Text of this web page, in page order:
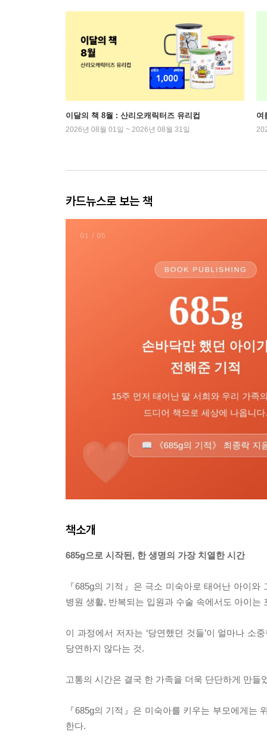
이달의 책 8월 : 산리오캐릭터즈 유리컵
2026년 08월 01일 ~ 2026년 08월 31일
여
카드뉴스로 보는 책
책소개
685g으로 시작된, 한 생명의 가장 치열한 시간
『685g의 기적』은 극소 미숙아로 태어난 아이
병원 생활, 반복되는 입원과 수술 속에서도 아이
이 과정에서 저자는 ‘당연했던 것들’이 얼마나
당연하지 않다는 것.
고통의 시간은 결국 한 가족을 더욱 단단하게 만
『685g의 기적』은 미숙아를 키우는 부모에게
한다.